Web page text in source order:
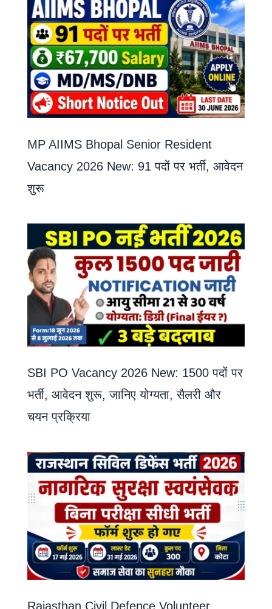
MP AIIMS Bhopal Senior Resident
Vacancy 2026 New: 91 पदों पर भर्ती, आवेदन
शुरू
SBI PO Vacancy 2026 New: 1500 पदों पर
भर्ती, आवेदन शुरू, जानिए योग्यता, सैलरी और
चयन प्रक्रिया
Rajasthan Civil Defence Volunteer